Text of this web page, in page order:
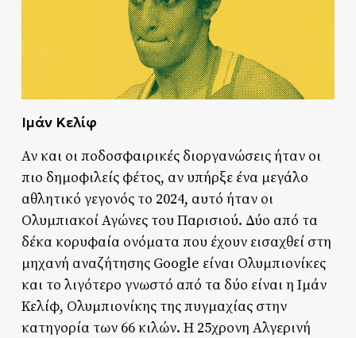
Ιμάν Κελίφ
Αν και οι ποδοσφαιρικές διοργανώσεις ήταν οι
πιο δημοφιλείς φέτος, αν υπήρξε ένα μεγάλο
αθλητικό γεγονός το 2024, αυτό ήταν οι
Ολυμπιακοί Αγώνες του Παρισιού. Δύο από τα
δέκα κορυφαία ονόματα που έχουν εισαχθεί στη
μηχανή αναζήτησης Google είναι Ολυμπιονίκες
και το λιγότερο γνωστό από τα δύο είναι η Ιμάν
Κελίφ, Ολυμπιονίκης της πυγμαχίας στην
κατηγορία των 66 κιλών. Η 25χρονη Αλγερινή